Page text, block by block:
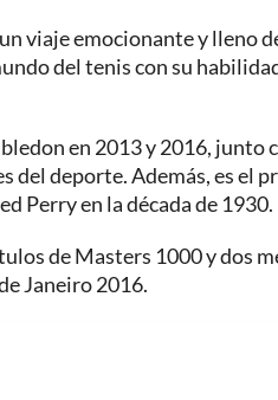
viaje emocionante y lleno
del tenis con su
en 2013 y 2016, junto
del deporte. Además, es el
Perry en la década de 1930.
de Masters 1000 y dos
Janeiro 2016.